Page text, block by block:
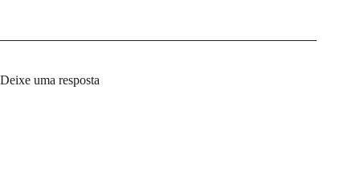
Deixe uma resposta